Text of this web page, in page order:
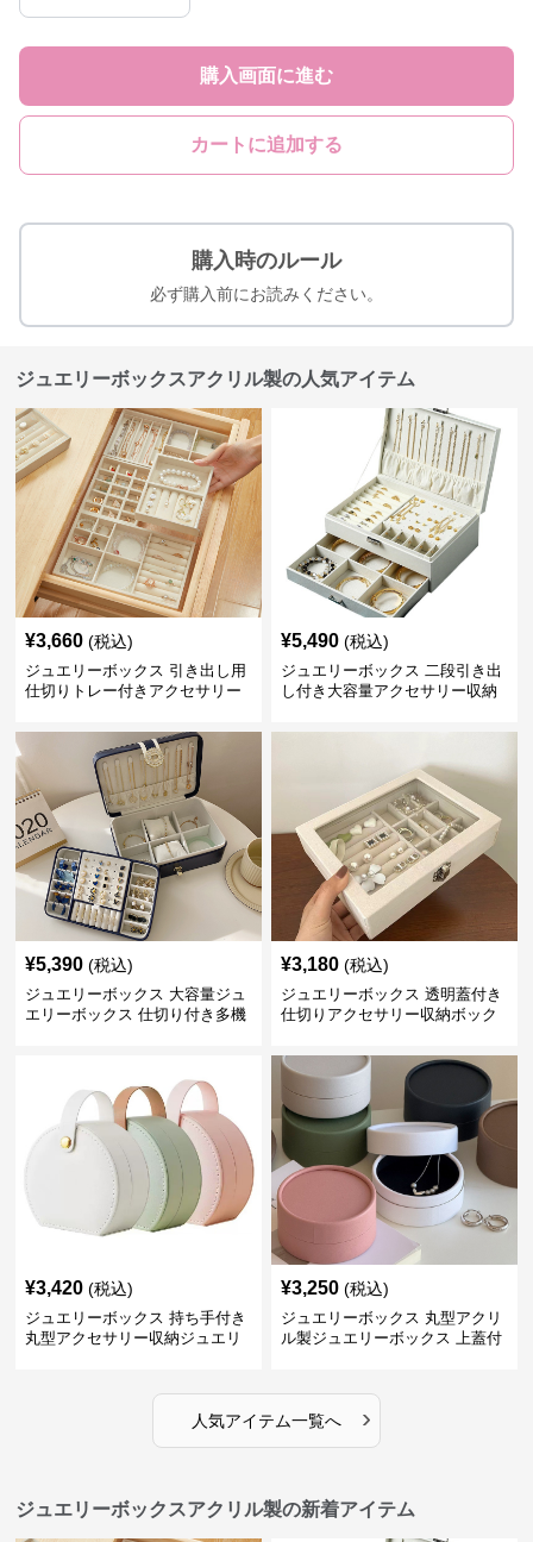
購入画面に進む
カートに追加する
購入時のルール
必ず購入前にお読みください。
ジュエリーボックスアクリル製の人気アイテム
¥3,660 (税込)
ジュエリーボックス 引き出し用
仕切りトレー付きアクセサリー
¥5,490 (税込)
ジュエリーボックス 二段引き出
し付き大容量アクセサリー収納
¥5,390 (税込)
ジュエリーボックス 大容量ジュ
エリーボックス 仕切り付き多機
¥3,180 (税込)
ジュエリーボックス 透明蓋付き
仕切りアクセサリー収納ボック
¥3,420 (税込)
ジュエリーボックス 持ち手付き
丸型アクセサリー収納ジュエリ
¥3,250 (税込)
ジュエリーボックス 丸型アクリ
ル製ジュエリーボックス 上蓋付
人気アイテム一覧へ ›
ジュエリーボックスアクリル製の新着アイテム